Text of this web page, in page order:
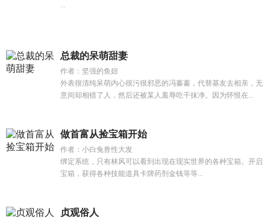
...
总裁的呆萌甜妻
作者：坚强的鱼妞
外表很清纯呆萌内心很污很邪恶的冯蓁蓁，代替基友去相亲，无
意间却相错了人，然后还被某人羞辱吃干抹净。因为怀恨在...
做首富从捡宝箱开始
作者：小白兔兽性大发
绑定系统，只有林风可以看到出现在现实世界的各种宝箱。开启
宝箱，获得各种技能道具卡牌药剂金钱等等...
贞观俗人